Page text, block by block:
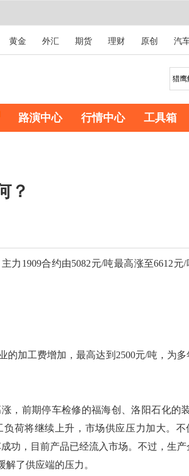
黄金 外汇 期货 理财 原创 汽
路演中心 行情中心 工具箱
？
1909合约由5082元/吨最高涨至6612元/
加工费增加，最高达到2500元/吨，为多
前期停车检修的福海创、洛阳石化的
荷将继续上升，市场供应压力加大。不
功，目前产品已经流入市场。不过，生产
了供应端的压力。